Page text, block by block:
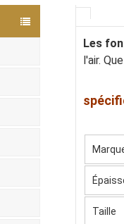
Les
l'air.
Taille